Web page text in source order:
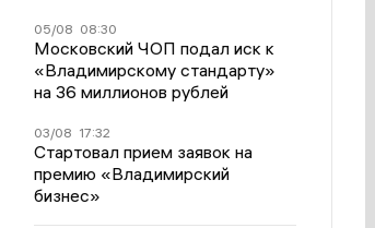
05/08 08:30
Московский ЧОП подал иск к
«Владимирскому стандарту»
на 36 миллионов рублей
03/08 17:32
Стартовал прием заявок на
премию «Владимирский
бизнес»